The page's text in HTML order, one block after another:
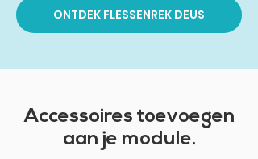
ONTDEK FLESSENREK DEUS
Accessoires toevoegen
aan je module.